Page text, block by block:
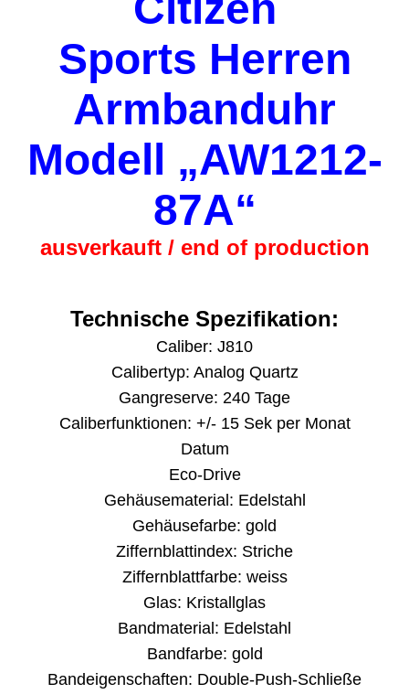
Sports Herren
Armbanduhr
Modell „AW1212-
87A“
ausverkauft / end of production
Technische Spezifikation:
Caliber: J810
Calibertyp: Analog Quartz
Gangreserve: 240 Tage
Caliberfunktionen: +/- 15 Sek per Monat
Datum
Eco-Drive
Gehäusematerial: Edelstahl
Gehäusefarbe: gold
Ziffernblattindex: Striche
Ziffernblattfarbe: weiss
Glas: Kristallglas
Bandmaterial: Edelstahl
Bandfarbe: gold
Bandeigenschaften: Double-Push-Schließe